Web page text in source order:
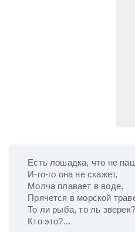
Есть лошадка, что не
И-го-го она не скажет,
Молча плавает в воде,
Прячется в морской
То ли рыба, то ль зверек?
Кто это?...